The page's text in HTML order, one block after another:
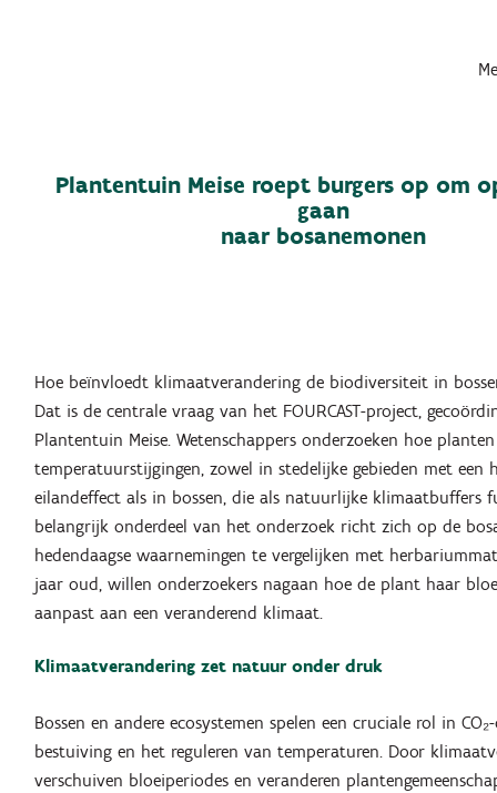
Plantentuin Meise roept burgers op om
gaan
naar bosanemonen
Hoe beïnvloedt klimaatverandering de biodiversiteit in
Dat is de centrale vraag van het FOURCAST-project,
Plantentuin Meise. Wetenschappers onderzoeken hoe
temperatuurstijgingen, zowel in stedelijke gebieden met een
eilandeffect als in bossen, die als natuurlijke klimaatbuffers
belangrijk onderdeel van het onderzoek richt zich op de
hedendaagse waarnemingen te vergelijken met
jaar oud, willen onderzoekers nagaan hoe de plant haar
aanpast aan een veranderend klimaat.
Klimaatverandering zet natuur onder druk
Bossen en andere ecosystemen spelen een cruciale rol in
bestuiving en het reguleren van temperaturen. Door
verschuiven bloeiperiodes en veranderen